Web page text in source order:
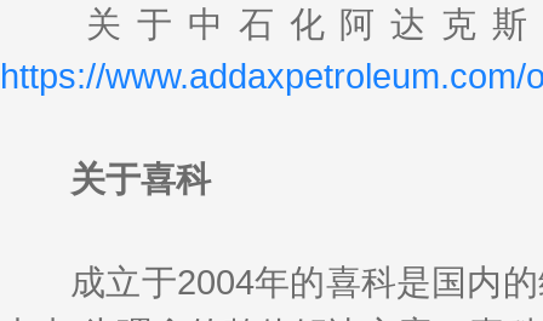
关于中石化阿达克斯
https://www.addaxpetroleum.com/
关于喜科
成立于2004年的喜科是国内的